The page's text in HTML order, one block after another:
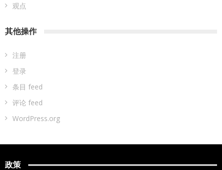
观点
其他操作
注册
登录
条目 feed
评论 feed
WordPress.org
政策